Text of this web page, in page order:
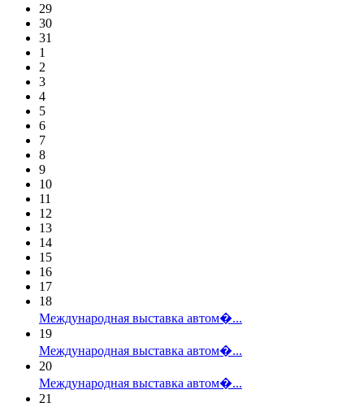
29
30
31
1
2
3
4
5
6
7
8
9
10
11
12
13
14
15
16
17
18
Международная выставка автом�...
19
Международная выставка автом�...
20
Международная выставка автом�...
21